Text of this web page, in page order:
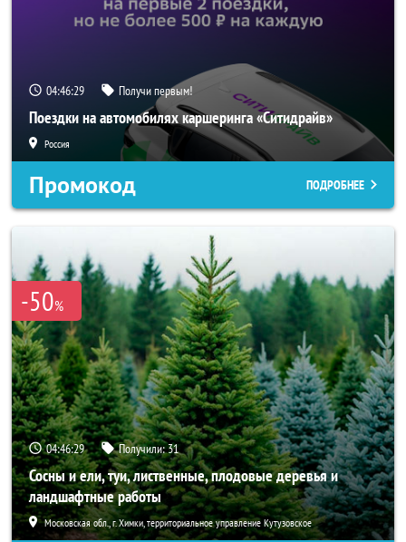
04:46:28 Получи первым!
Поездки на автомобилях каршеринга «Ситидрайв»
Россия
Промокод ПОДРОБНЕЕ
-50%
04:46:28 Получили:31
Сосны и ели, туи, лиственные, плодовые деревья и
ландшафтные работы
Московская обл., г. Химки, территориальное управление Кутузовское